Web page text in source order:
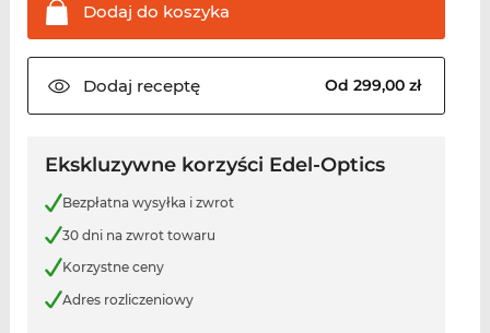
Dodaj do koszyka
Dodaj receptę Od 299,00 zł
Ekskluzywne korzyści Edel-Optics
Bezpłatna wysyłka i zwrot
30 dni na zwrot towaru
Korzystne ceny
Adres rozliczeniowy